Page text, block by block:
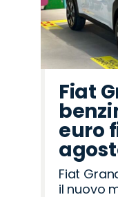
Fiat
euro
Fiat
il nuovo